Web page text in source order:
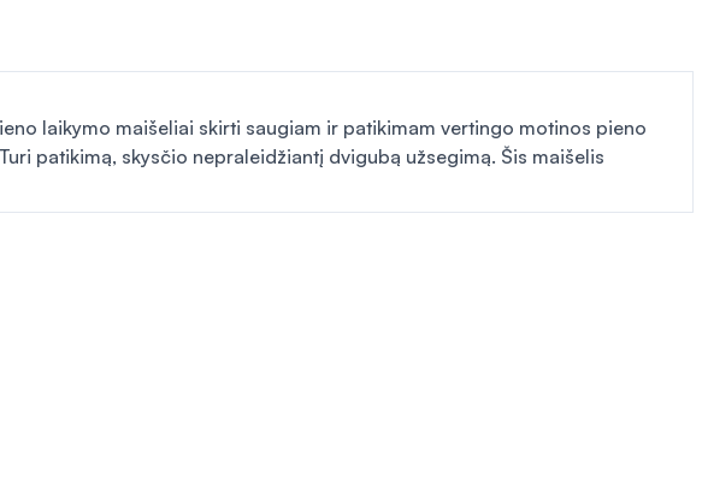
laikymo maišeliai skirti saugiam ir patikimam vertingo motinos pieno
patikimą, skysčio nepraleidžiantį dvigubą užsegimą. Šis maišelis